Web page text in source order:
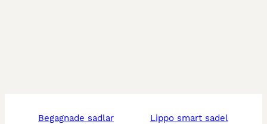
begagnade sadlar
lippo smart sadel